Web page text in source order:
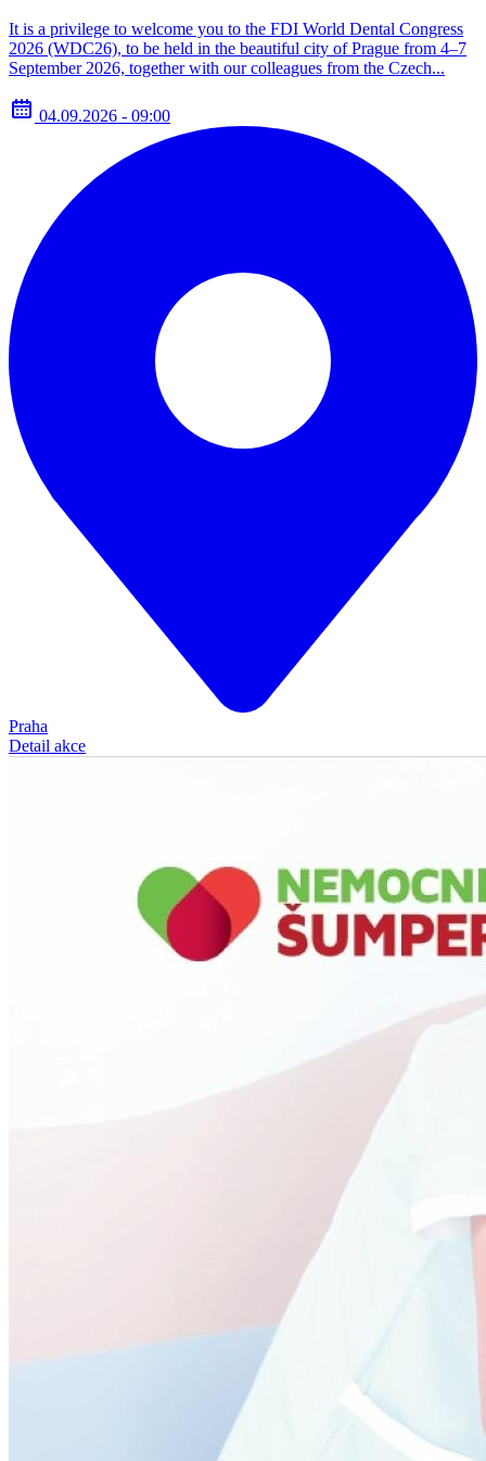
It is a privilege to welcome you to the FDI World Dental Congress
2026 (WDC26), to be held in the beautiful city of Prague from 4–7
September 2026, together with our colleagues from the Czech...
04.09.2026 - 09:00
Praha
Detail akce